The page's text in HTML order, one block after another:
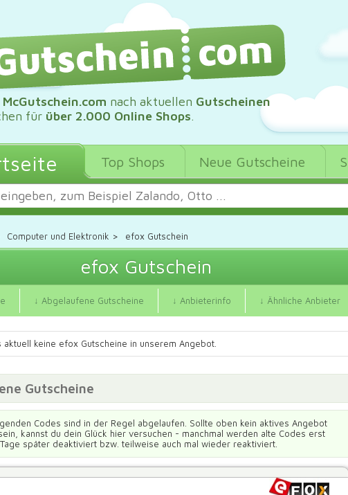
McGutschein.com nach aktuellen Gutscheinen
für über 2.000 Online Shops.
Top Shops Neue Gutscheine
Computer und Elektronik > efox Gutschein
efox Gutschein
↓ Abgelaufene Gutscheine ↓ Anbieterinfo ↓ Ähnliche Anbieter
keine efox Gutscheine in unserem Angebot.
Gutscheine
Codes sind in der Regel abgelaufen. Sollte oben kein aktives Angebot
kannst du dein Glück hier versuchen - manchmal werden alte Codes erst
später deaktiviert bzw. teilweise auch mal wieder reaktiviert.